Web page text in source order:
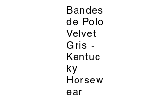
Bandes
de Polo
Velvet
Gris -
Kentuc
ky
Horsew
ear
_